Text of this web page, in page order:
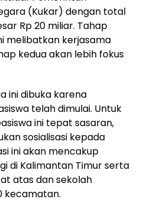
(Kukar) dengan total
Rp 20 miliar. Tahap
melibatkan kerjasama
kedua akan lebih fokus
ini dibuka karena
telah dimulai. Untuk
ini tepat sasaran,
sosialisasi kepada
ini akan mencakup
di Kalimantan Timur serta
atas dan sekolah
kecamatan.